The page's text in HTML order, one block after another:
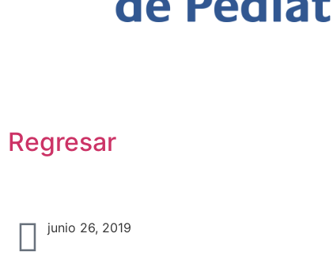
Regresar
junio 26, 2019